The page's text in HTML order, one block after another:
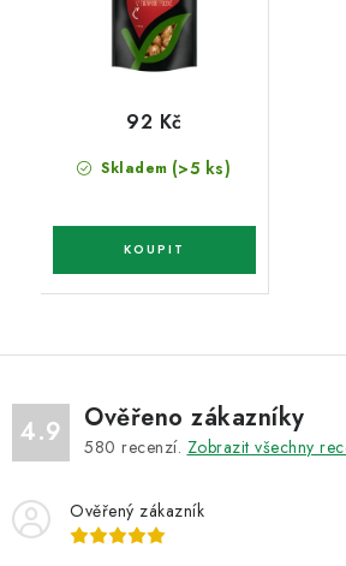
Skladem (>5 ks)
92 Kč
4.9 Ověřeno zákazníky
580 recenzí. Zobrazit všechny
Ověřený zákazník